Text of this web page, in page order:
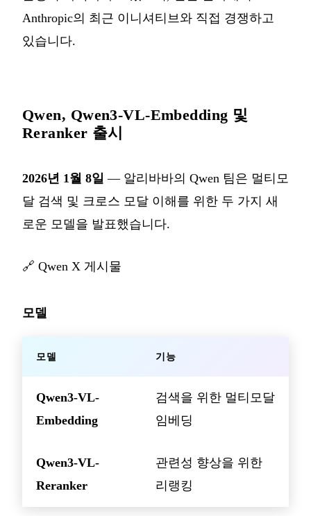
Anthropic의 최근 이니셔티브와 직접 경쟁하고
있습니다.
Qwen, Qwen3-VL-Embedding 및
Reranker 출시
2026년 1월 8일 — 알리바바의 Qwen 팀은 멀티모
달 검색 및 크로스 모달 이해를 위한 두 가지 새
로운 모델을 발표했습니다.
🔗 Qwen X 게시물
모델
모델 기능
Qwen3-VL-
Embedding
검색을 위한 멀티모달
임베딩
Qwen3-VL-
Reranker
관련성 향상을 위한
리랭킹